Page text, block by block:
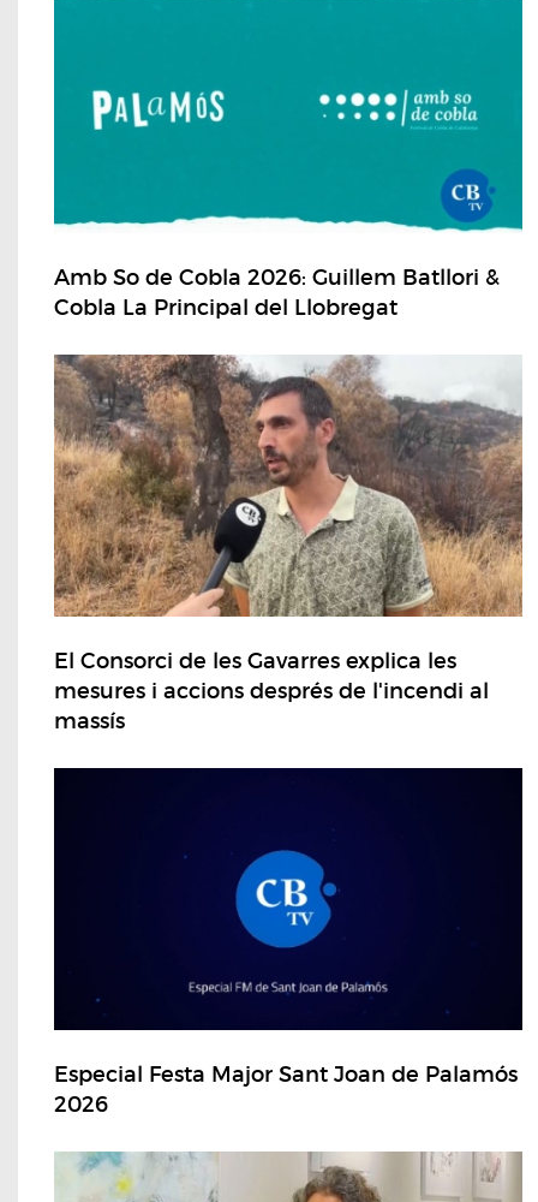
Amb So de Cobla 2026: Guillem Batllori &
Cobla La Principal del Llobregat
El Consorci de les Gavarres explica les
mesures i accions després de l'incendi al
massís
Especial Festa Major Sant Joan de Palamós
2026